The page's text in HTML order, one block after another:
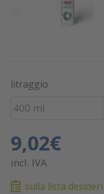
litraggio
400 ml
9,02€
incl. IVA
sulla lista desideri